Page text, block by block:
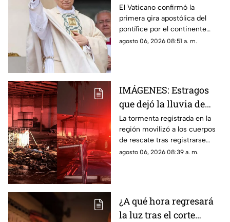
Visitará varios países
de América en
noviembre
El Vaticano confirmó la
primera gira apostólica del
pontífice por el continente
americano a finales de año.
agosto 06, 2026 08:51 a. m.
IMÁGENES: Estragos
que dejó la lluvia de
ayer en La Laguna;
¿Lloverá igual hoy?
La tormenta registrada en la
región movilizó a los cuerpos
de rescate tras registrarse
llamadas al 911 por cables en
agosto 06, 2026 08:39 a. m.
¿A qué hora regresará
la luz tras el corte